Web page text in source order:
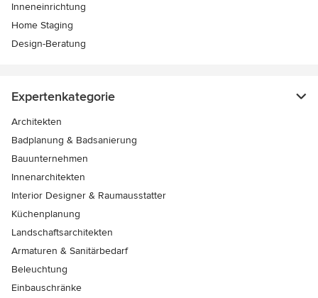
Inneneinrichtung
Home Staging
Design-Beratung
Expertenkategorie
Architekten
Badplanung & Badsanierung
Bauunternehmen
Innenarchitekten
Interior Designer & Raumausstatter
Küchenplanung
Landschaftsarchitekten
Armaturen & Sanitärbedarf
Beleuchtung
Einbauschränke